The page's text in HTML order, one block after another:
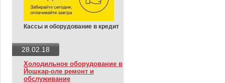
Кассы и оборудование в кредит
28.02.18
Холодильное оборудование в
Йошкар-оле ремонт и
обслуживание